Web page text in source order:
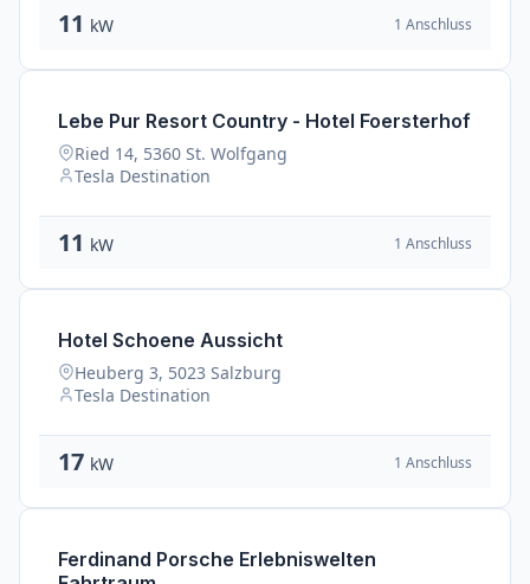
11 kW 1 Anschluss
Lebe Pur Resort Country - Hotel Foersterhof
Ried 14, 5360 St. Wolfgang
Tesla Destination
11 kW 1 Anschluss
Hotel Schoene Aussicht
Heuberg 3, 5023 Salzburg
Tesla Destination
17 kW 1 Anschluss
Ferdinand Porsche Erlebniswelten